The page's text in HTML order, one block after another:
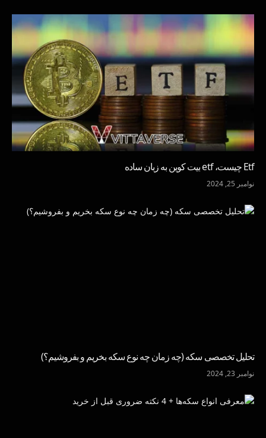
Etf چیست، etf بیت کوین به زبان ساده
نوامبر 25, 2024
تحلیل تخصصی سکه (چه زمان چه نوع سکه بخریم و بفروشیم؟)
نوامبر 23, 2024